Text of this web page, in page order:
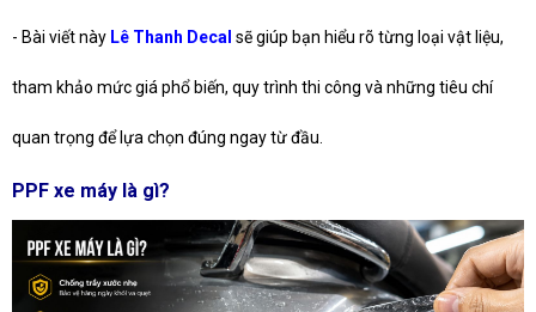
- Bài viết này Lê Thanh Decal sẽ giúp bạn hiểu rõ từng loại vật liệu,
tham khảo mức giá phổ biến, quy trình thi công và những tiêu chí
quan trọng để lựa chọn đúng ngay từ đầu.
PPF xe máy là gì?